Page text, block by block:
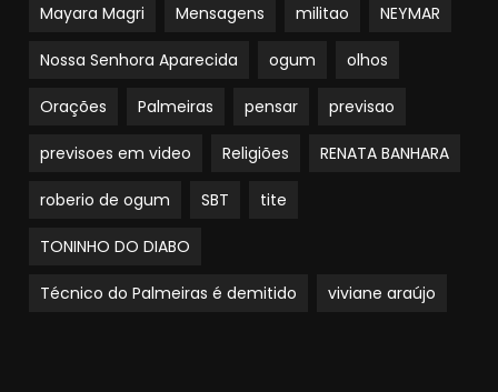
Mayara Magri Mensagens militao NEYMAR
Nossa Senhora Aparecida ogum olhos
Orações Palmeiras pensar previsao
previsoes em video Religiões RENATA BANHARA
roberio de ogum SBT tite
TONINHO DO DIABO
Técnico do Palmeiras é demitido viviane araújo